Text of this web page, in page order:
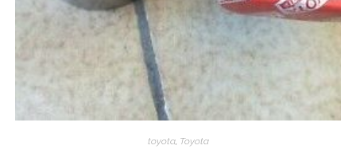
toyota, Toyota